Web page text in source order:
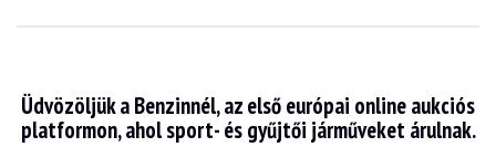
Üdvözöljük a Benzinnél, az első európai online aukciós
platformon, ahol sport- és gyűjtői járműveket árulnak.